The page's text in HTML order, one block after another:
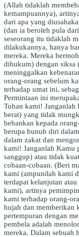
(Allah tidaklah
kemampuannya),
dari apa yang
(dan ia beroleh pula
seseorang itu tidaklah
dilakukannya, hanya
mereka. Mereka
dihukum) dengan siksa
meninggalkan
orang-orang sebelum
terhadap umat ini,
Permintaan ini
Tuhan kami! Janganlah
berat) yang tidak
bebankan kepada
berupa bunuh diri
dalam zakat dan
kami! Janganlah Kamu
sanggup) atau tidak
cobaan-cobaan. (Beri
kami (ampunilah kami
terdapat kelanjutan
kami), artinya
kami terhadap orang-
hujah dan memberikan
pertempuran dengan
pembela adalah
mereka. Dalam sebuah